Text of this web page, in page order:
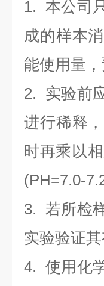
1. 本公司
成的样本
能使用量，
2. 实验前
进行稀释
时再乘以
(PH=7.0-
3. 若所检
实验验证
4. 使用化